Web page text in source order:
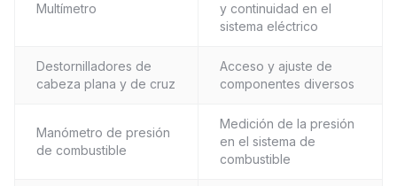
Multímetro
y continuidad en el
sistema eléctrico
Destornilladores de
cabeza plana y de cruz
Acceso y ajuste de
componentes diversos
Manómetro de presión
de combustible
Medición de la presión
en el sistema de
combustible